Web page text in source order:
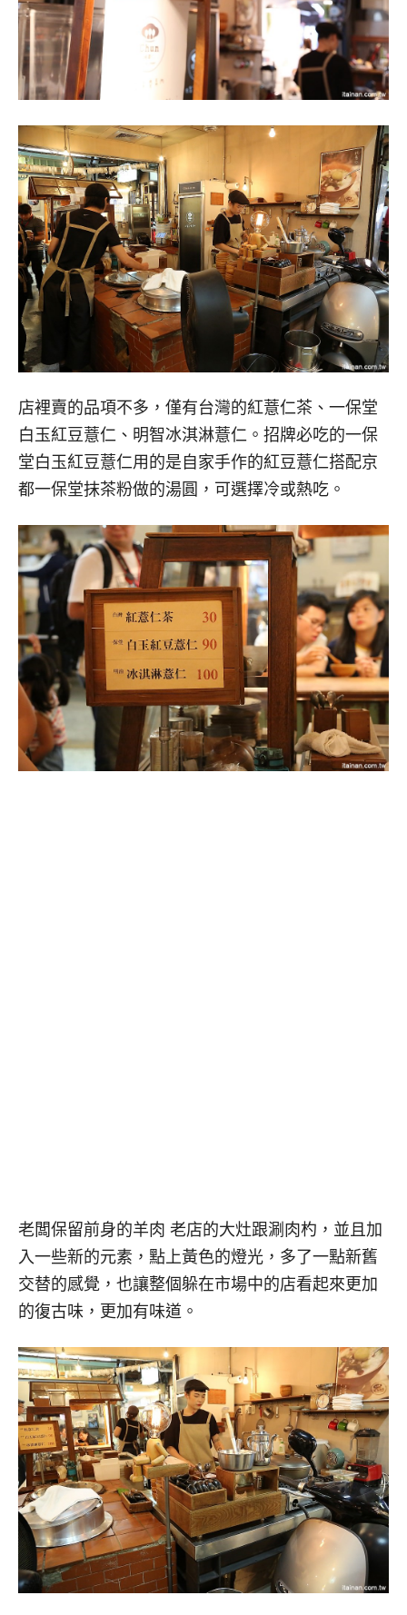
店裡賣的品項不多，僅有台灣的紅薏仁茶、一保堂
白玉紅豆薏仁、明智冰淇淋薏仁。招牌必吃的一保
堂白玉紅豆薏仁用的是自家手作的紅豆薏仁搭配京
都一保堂抹茶粉做的湯圓，可選擇冷或熱吃。
老闆保留前身的羊肉 老店的大灶跟涮肉杓，並且加
入一些新的元素，點上黃色的燈光，多了一點新舊
交替的感覺，也讓整個躲在市場中的店看起來更加
的復古味，更加有味道。